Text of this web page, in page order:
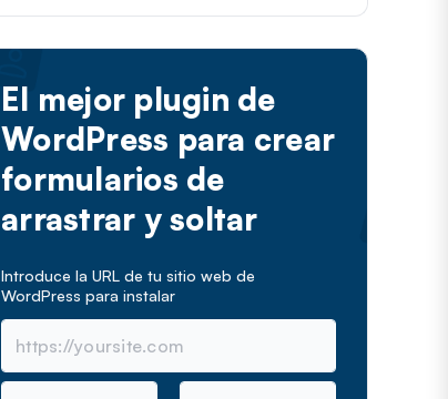
i
o
El mejor plugin de
WordPress para crear
formularios de
arrastrar y soltar
Introduce la URL de tu sitio web de
WordPress para instalar
N
C